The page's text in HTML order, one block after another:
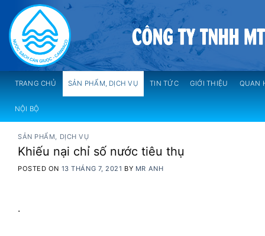
content
TRANG CHỦ SẢN PHẨM, DỊCH VỤ TIN TỨC GIỚI THIỆU QUAN
NỘI BỘ
SẢN PHẨM, DỊCH VỤ
Khiếu nại chỉ số nước tiêu thụ
POSTED ON 13 THÁNG 7, 2021 BY MR ANH
.